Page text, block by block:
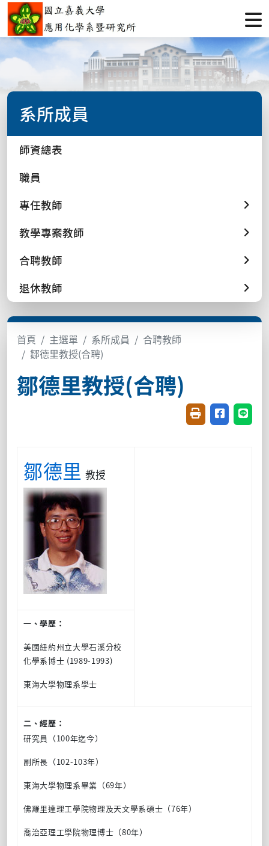
系所成員
師資總表
職員
專任教師
教學專案教師
合聘教師
退休教師
首頁 主選單 系所成員
合聘教師
鄒德里教授(合聘)
鄒德里教授(合聘)
友善列印(開新視
分享至臉書
分享
鄒德里 教授
一、學歷：
美國紐約州立大學石溪分校
化學系博士 (1989-1993)
東海大學物理系學士
二、經歷：
研究員（100年迄今）
副所長（102-103年）
東海大學物理系畢業（69年）
佛羅里達理工學院物理及天文學系碩士（76年）
喬治亞理工學院物理博士（80年）